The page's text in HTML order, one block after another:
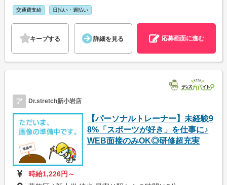
交通費支給 日払い・週払い
キープする 詳細を見る 応募画面に進む
ア Dr.stretch新小岩店
【パーソナルトレーナー】未経験9
8%「スポーツが好き」を仕事に♪
WEB面接のみOK◎研修超充実
時給1,226円～